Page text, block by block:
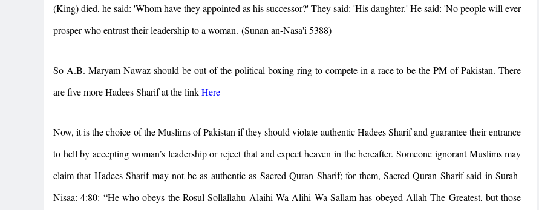
(King) died, he said: 'Whom have they appointed as his successor?' They said: 'His daughter.' He said: 'No people will ever
prosper who entrust their leadership to a woman. (Sunan an-Nasa'i 5388)
So A.B. Maryam Nawaz should be out of the political boxing ring to compete in a race to be the PM ofPakistan. There
are five more Hadees Sharif at the linkHere
Now, it is the choice of the Muslims of Pakistan if they should violate authentic Hadees Sharif and guarantee their entrance
to hell by accepting woman’s leadership or reject that and expect heaven in the hereafter. Someone ignorant Muslims may
claim that Hadees Sharif may not be as authentic as Sacred Quran Sharif; for them, Sacred Quran Sharif said in Surah-
Nisaa: 4:80: “He who obeys the Rosul Sollallahu Alaihi Wa Alihi Wa Sallam has obeyed Allah The Greatest, but those